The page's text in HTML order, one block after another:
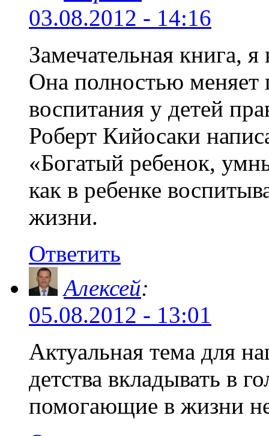
03.08.2012 - 14:16
Замечательная книга,
Она полностью меняет
воспитания у детей
Роберт Кийосаки
«Богатый ребенок,
как в ребенке
жизни.
Ответить
Алексей:
05.08.2012 - 13:01
Актуальная тема для
детства вкладывать в
помогающие в жизни не